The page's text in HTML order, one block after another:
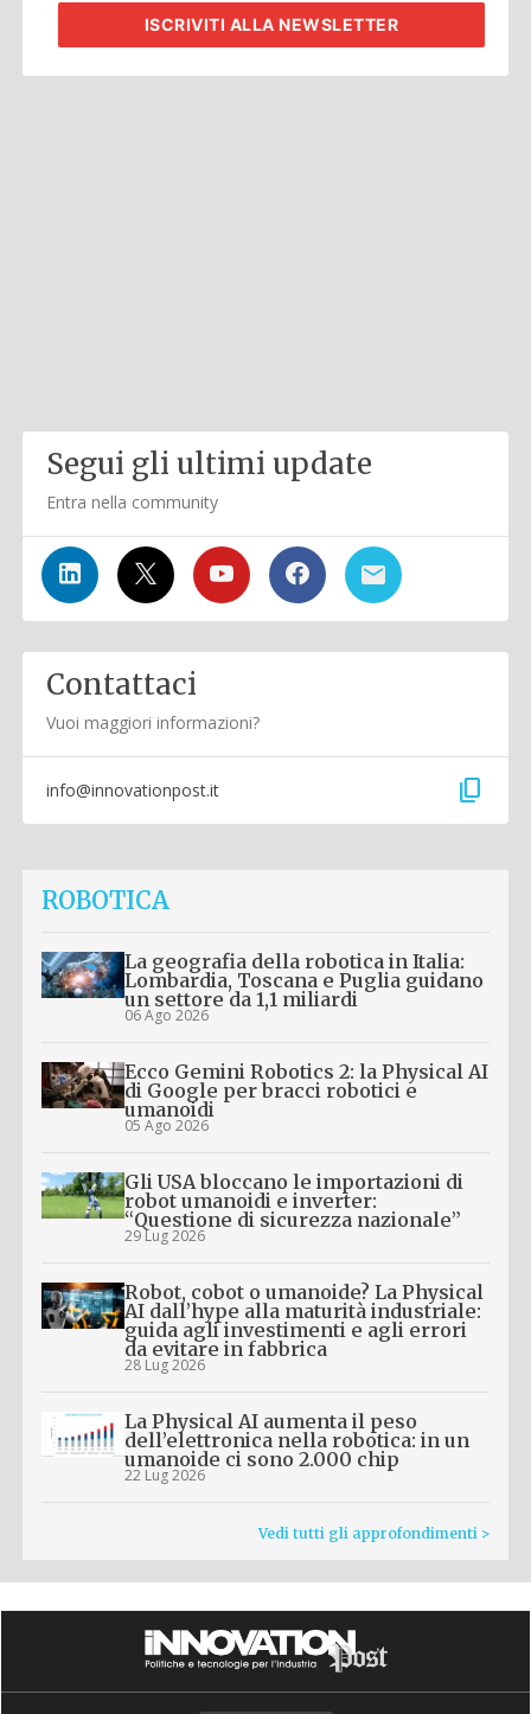
ISCRIVITI ALLA NEWSLETTER
Segui gli ultimi update
Entra nella community
Contattaci
Vuoi maggiori informazioni?
info@innovationpost.it content_copy
ROBOTICA
La geografia della robotica in Italia:
Lombardia, Toscana e Puglia guidano
un settore da 1,1 miliardi
06 Ago 2026
Ecco Gemini Robotics 2: la Physical AI
di Google per bracci robotici e
umanoidi
05 Ago 2026
Gli USA bloccano le importazioni di
robot umanoidi e inverter:
“Questione di sicurezza nazionale”
29 Lug 2026
Robot, cobot o umanoide? La Physical
AI dall’hype alla maturità industriale:
guida agli investimenti e agli errori
da evitare in fabbrica
28 Lug 2026
La Physical AI aumenta il peso
dell’elettronica nella robotica: in un
umanoide ci sono 2.000 chip
22 Lug 2026
Vedi tutti gli approfondimenti >